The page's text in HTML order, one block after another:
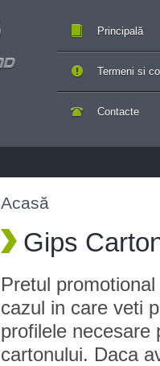
Principală
Contacte
Termeni si
Acasă
Gips
Pretul
cazul in care veti
profilele necesare
cartonului. Daca